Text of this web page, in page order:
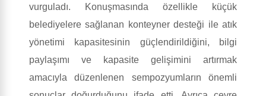
vurguladı. Konuşmasında özellikle küçük
belediyelere sağlanan konteyner desteği ile atık
yönetimi kapasitesinin güçlendirildiğini, bilgi
paylaşımı ve kapasite gelişimini artırmak
amacıyla düzenlenen sempozyumların önemli